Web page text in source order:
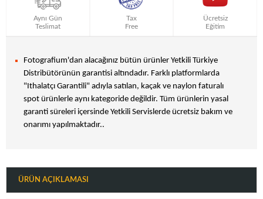
Aynı Gün
Teslimat
Tax
Free
Ücretsiz
Eğitim
Fotografium'dan alacağınız bütün ürünler Yetkili Türkiye
Distribütörünün garantisi altındadır. Farklı platformlarda
"Ithalatçı Garantili" adıyla satılan, kaçak ve naylon faturalı
spot ürünlerle aynı kategoride değildir. Tüm ürünlerin yasal
garanti süreleri içersinde Yetkili Servislerde ücretsiz bakım ve
onarımı yapılmaktadır..
ÜRÜN AÇIKLAMASI